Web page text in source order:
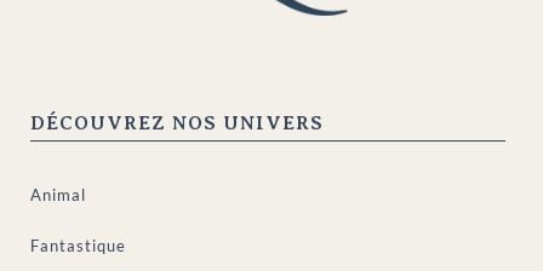
DÉCOUVREZ NOS UNIVERS
Animal
Fantastique